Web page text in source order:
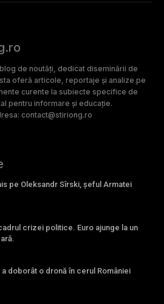
de noutăți, dedicat diseminării de
oferă articole, reportaje și analize pe
curente la subiecte specifice de
pentru informare și educație.
contact@stiriong.ro
pe Oleksandr Sîrski, șeful Armatei
crizei politice. Euro ajunge la un
a doborât o dronă în cerul României